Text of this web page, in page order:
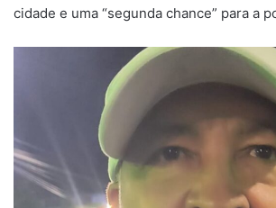
cidade e uma “segunda chance” para a